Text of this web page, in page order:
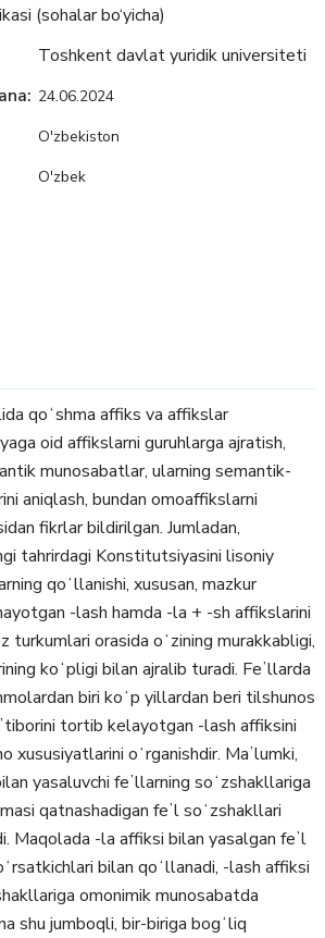
(sohalar bo‘yicha)
Toshkent davlat yuridik universiteti
24.06.2024
O'zbekiston
O'zbek
qoʻshma affiks va affikslar
oid affikslarni guruhlarga ajratish,
munosabatlar, ularning semantik-
aniqlash, bundan omoaffikslarni
fikrlar bildirilgan. Jumladan,
tahrirdagi Konstitutsiyasini lisoniy
qoʻllanishi, xususan, mazkur
-lash hamda -la + -sh affikslarini
turkumlari orasida oʻzining murakkabligi,
koʻpligi bilan ajralib turadi. Feʼllarda
biri koʻp yillardan beri tilshunos
tortib kelayotgan -lash affiksini
xususiyatlarini oʻrganishdir. Maʼlumki,
yasaluvchi feʼllarning soʻzshakllariga
qatnashadigan feʼl soʻzshakllari
Maqolada -la affiksi bilan yasalgan feʼl
bilan qoʻllanadi, -lash affiksi
omonimik munosabatda
shu jumboqli, bir-biriga bogʻliq